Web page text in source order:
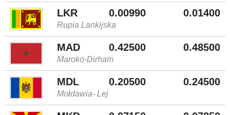
LKR 0.00990 0.01400
Rupia Lankijska
MAD 0.42500 0.48500
Maroko-Dirham
MDL 0.20500 0.24500
Mołdawia- Lej